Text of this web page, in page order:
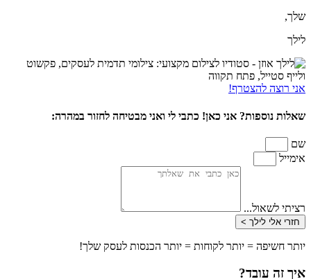
שלך,
לילך
אני רוצה להצטרף!
שאלות נוספות? אני כאן! כתבי לי ואני מבטיחה לחזור במהרה:
שם
אימייל
רציתי לשאול...
חזרי אלי לילך >
יותר חשיפה = יותר לקוחות = יותר הכנסות לעסק שלך!
איך זה עובד?